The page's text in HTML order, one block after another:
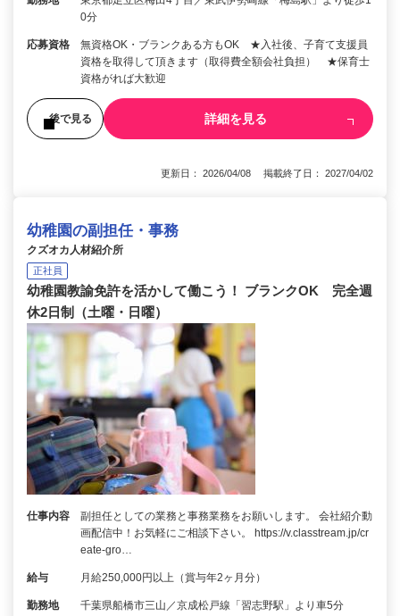
0分
応募資格
無資格OK・ブランクある方もOK ★入社後、子育て支援員
資格を取得して頂きます（取得費全額会社負担） ★保育士
資格がれば大歓迎
後で見る 詳細を見る
更新日： 2026/04/08 掲載終了日： 2027/04/02
幼稚園の副担任・事務
クズオカ人材紹介所
正社員
幼稚園教諭免許を活かして働こう！ ブランクOK 完全週
休2日制（土曜・日曜）
仕事内容
副担任としての業務と事務業務をお願いします。 会社紹介動
画配信中！お気軽にご相談下さい。 https://v.classtream.jp/cr
eate-gro…
給与 月給250,000円以上（賞与年2ヶ月分）
勤務地 千葉県船橋市三山／京成松戸線「習志野駅」より車5分